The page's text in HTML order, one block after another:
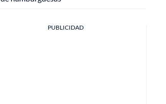
PUBLICIDAD